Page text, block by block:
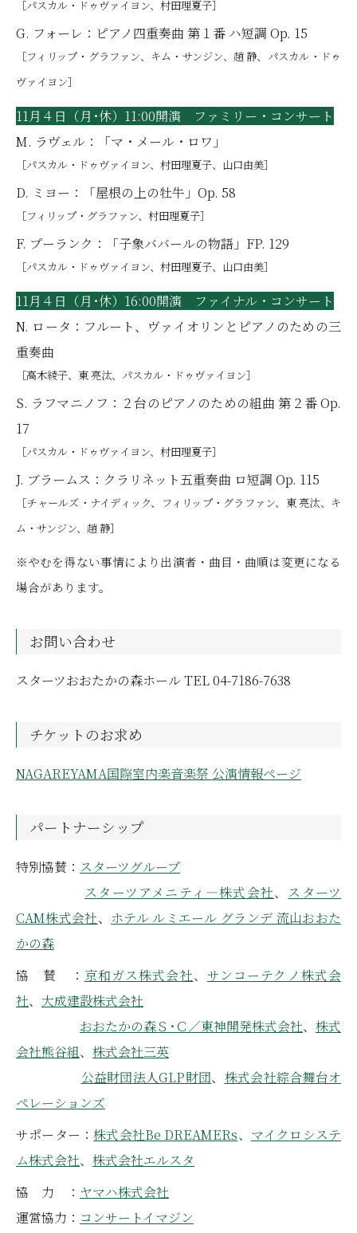
［パスカル・ドゥヴァイヨン、村田理夏子］
G. フォーレ：ピアノ四重奏曲 第１番 ハ短調 Op. 15
［フィリップ・グラファン、キム・サンジン、趙 静、パスカル・ドゥ
ヴァイヨン］
11月４日（月･休）11:00開演 ファミリー・コンサート
M. ラヴェル：「マ・メール・ロワ」
［パスカル・ドゥヴァイヨン、村田理夏子、山口由美］
D. ミヨー：「屋根の上の牡牛」Op. 58
［フィリップ・グラファン、村田理夏子］
F. プーランク：「子象ババールの物語」FP. 129
［パスカル・ドゥヴァイヨン、村田理夏子、山口由美］
11月４日（月･休）16:00開演 ファイナル・コンサート
N. ロータ：フルート、ヴァイオリンとピアノのための三
重奏曲
［高木綾子、東 亮汰、パスカル・ドゥヴァイヨン］
S. ラフマニノフ：２台のピアノのための組曲 第２番 Op.
17
［パスカル・ドゥヴァイヨン、村田理夏子］
J. ブラームス：クラリネット五重奏曲 ロ短調 Op. 115
［チャールズ・ナイディック、フィリップ・グラファン、東 亮汰、キ
ム・サンジン、趙 静］
※やむを得ない事情により出演者・曲目・曲順は変更になる
場合があります。
お問い合わせ
スターツおおたかの森ホール TEL 04-7186-7638
チケットのお求め
NAGAREYAMA国際室内楽音楽祭 公演情報ページ
パートナーシップ
特別協賛： スターツグループ
スターツアメニティ―株式会社、 スターツ
CAM株式会社、 ホテル ルミエール グランデ 流山おおた
かの森
協 賛 ： 京和ガス株式会社、 サンコーテクノ株式会
社、 大成建設株式会社
おおたかの森Ｓ･Ｃ／東神開発株式会社、 株式
会社熊谷組、 株式会社三英
公益財団法人GLP財団、 株式会社綜合舞台オ
ペレーションズ
サポーター：株式会社Be DREAMERs、 マイクロシステ
ム株式会社、 株式会社エルスタ
協 力 ： ヤマハ株式会社
運営協力： コンサートイマジン